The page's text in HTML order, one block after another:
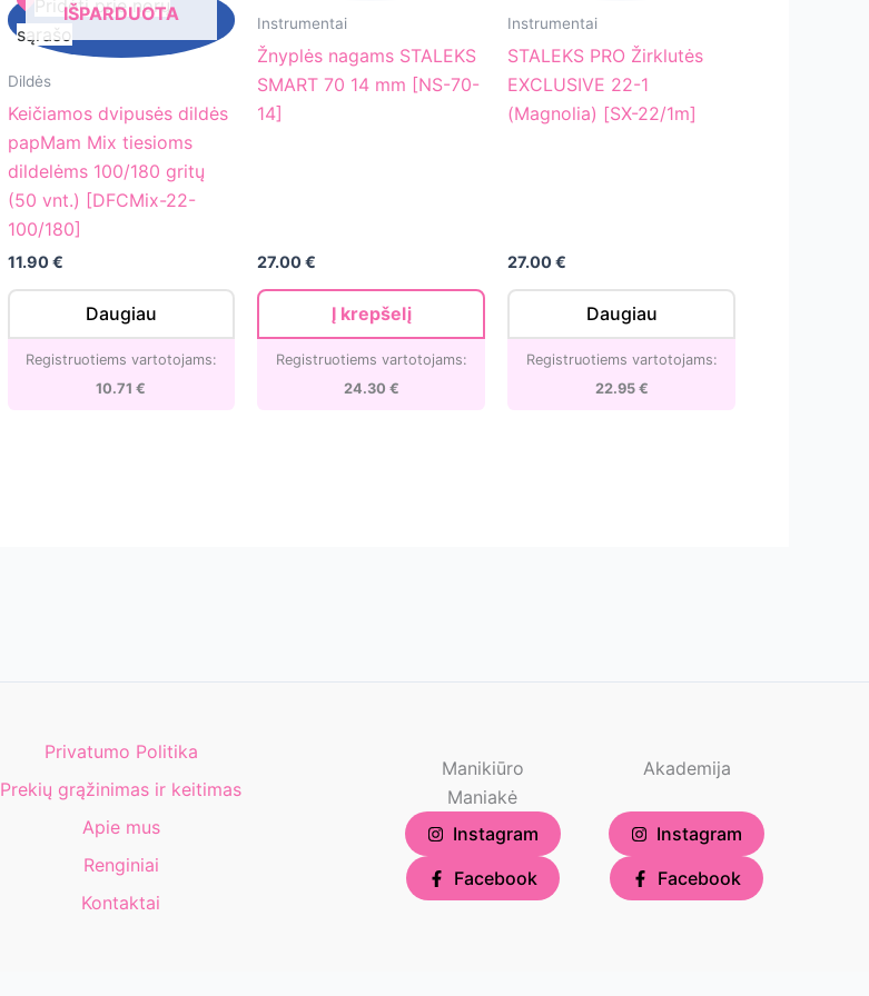
dvipusės
dildės
papMam
Mix
tiesioms
dildelėms
100/180
gritų
(50
vnt.)
[DFCMix-
22-
100/180]
Pridėti prie norų
sąrašo
IŠPARDUOTA
Dildės
Keičiamos dvipusės dildės
papMam Mix tiesioms
dildelėms 100/180 gritų
(50 vnt.) [DFCMix-22-
100/180]
11.90€
Daugiau
Registruotiems vartotojams:
10.71€
SMART
70
14
mm
Instrumentai
Žnyplės nagams STALEKS
SMART 70 14 mm [NS-70-
14]
27.00€
Į krepšelį
Registruotiems vartotojams:
24.30 €
EXCLUSIVE
22-
1
(Magnolia)
Instrumentai
STALEKS PRO Žirklutės
EXCLUSIVE 22-1
(Magnolia) [SX-22/1m]
27.00€
Daugiau
Registruotiems vartotojams:
22.95 €
Privatumo Politika
Prekių grąžinimas ir keitimas
Apie mus
Renginiai
Kontaktai
Manikiūro
Maniakė
Instagram
Facebook
Akademija
Instagram
Facebook